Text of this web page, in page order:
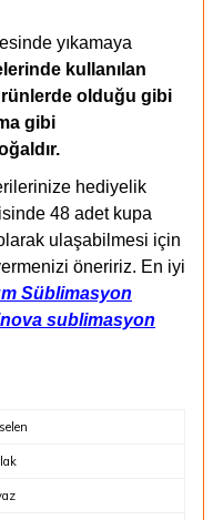
yıkamaya
kullanılan
olduğu gibi
gibi
hediyelik
48 adet kupa
ulaşabilmesi için
öneririz. En iyi
Süblimasyon
sublimasyon